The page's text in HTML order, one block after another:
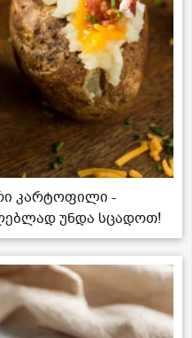
კარტოფილი -
უნდა სცადოთ!